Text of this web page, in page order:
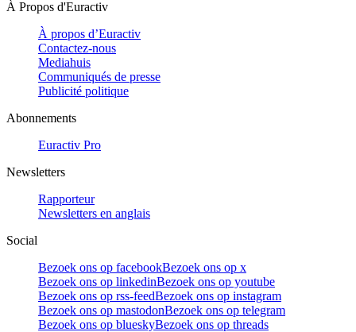
À Propos d'Euractiv
À propos d’Euractiv
Contactez-nous
Mediahuis
Communiqués de presse
Publicité politique
Abonnements
Euractiv Pro
Newsletters
Rapporteur
Newsletters en anglais
Social
Bezoek ons op facebookBezoek ons op x
Bezoek ons op linkedinBezoek ons op youtube
Bezoek ons op rss-feedBezoek ons op instagram
Bezoek ons op mastodonBezoek ons op telegram
Bezoek ons op blueskyBezoek ons op threads